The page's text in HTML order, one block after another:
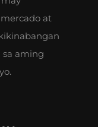
mercado at
aming